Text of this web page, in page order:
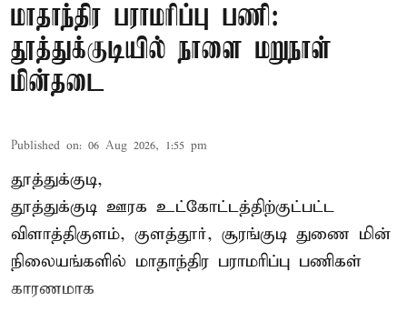
மாதாந்திர பராமரிப்பு பணி:
தூத்துக்குடியில் நாளை மறுநாள்
மின்தடை
Published on: 06 Aug 2026, 1:55 pm
தூத்துக்குடி,
தூத்துக்குடி ஊரக உட்கோட்டத்திற்குட்பட்ட
விளாத்திகுளம், குளத்தூர், சூரங்குடி துணை மின்
நிலையங்களில் மாதாந்திர பராமரிப்பு பணிகள்
காரணமாக